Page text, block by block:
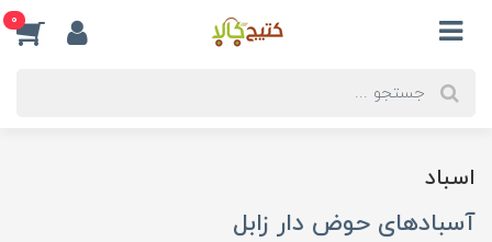
0
اسباد
آسبادهای حوض دار زابل